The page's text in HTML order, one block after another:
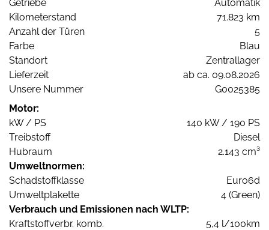
Getriebe
Automatik
Kilometerstand
71.823 km
Anzahl der Türen
5
Farbe
Blau
Standort
Zentrallager
Lieferzeit
ab ca. 09.08.2026
Unsere Nummer
G0025385
Motor:
kW / PS
140 kW / 190 PS
Treibstoff
Diesel
Hubraum
2.143 cm³
Umweltnormen:
Schadstoffklasse
Euro6d
Umweltplakette
4 (Green)
Verbrauch und Emissionen nach WLTP:
Kraftstoffverbr. komb.
5,4 l/100km